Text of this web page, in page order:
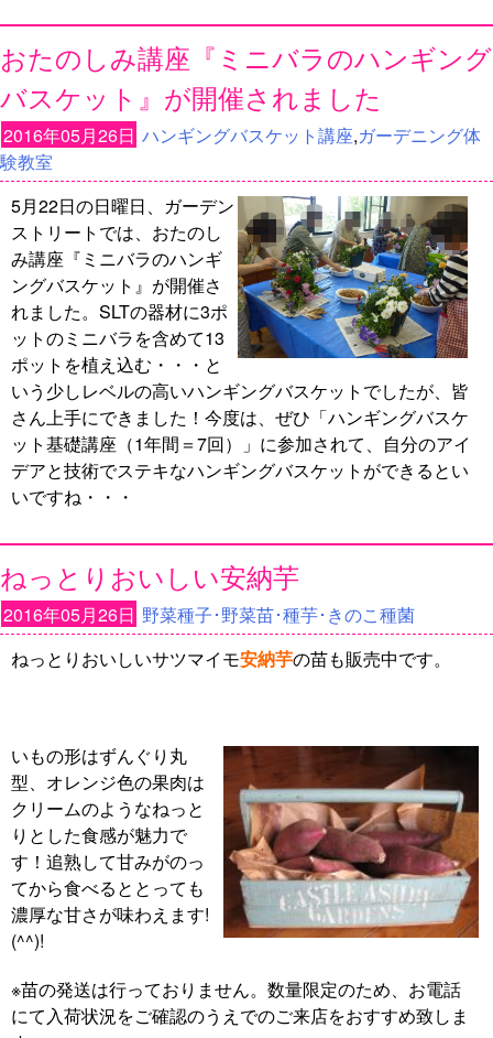
おたのしみ講座『ミニバラのハンギング
バスケット』が開催されました
2016年05月26日 ハンギングバスケット講座,ガーデニング体
験教室
5月22日の日曜日、ガーデン
ストリートでは、おたのし
み講座『ミニバラのハンギ
ングバスケット』が開催さ
れました。SLTの器材に3ポ
ットのミニバラを含めて13
ポットを植え込む・・・と
いう少しレベルの高いハンギングバスケットでしたが、皆
さん上手にできました！今度は、ぜひ「ハンギングバスケ
ット基礎講座（1年間＝7回）」に参加されて、自分のアイ
デアと技術でステキなハンギングバスケットができるとい
いですね・・・
ねっとりおいしい安納芋
2016年05月26日 野菜種子･野菜苗･種芋･きのこ種菌
ねっとりおいしいサツマイモ安納芋の苗も販売中です。
いもの形はずんぐり丸
型、オレンジ色の果肉は
クリームのようなねっと
りとした食感が魅力で
す！追熟して甘みがのっ
てから食べるととっても
濃厚な甘さが味わえます!
(^^)!
※苗の発送は行っておりません。数量限定のため、お電話
にて入荷状況をご確認のうえでのご来店をおすすめ致しま